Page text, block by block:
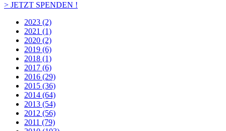
> JETZT SPENDEN !
2023 (2)
2021 (1)
2020 (2)
2019 (6)
2018 (1)
2017 (6)
2016 (29)
2015 (36)
2014 (64)
2013 (54)
2012 (56)
2011 (79)